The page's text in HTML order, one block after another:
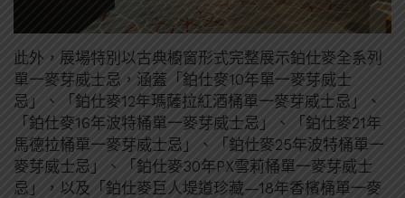
此外，展場特別以古典櫥窗形式完整展示鉑仕麥全系列
單一麥芽威士忌，涵蓋「鉑仕麥10年單一麥芽威士
忌」、「鉑仕麥12年瑪薩拉紅酒桶單一麥芽威士忌」、
「鉑仕麥16年波特桶單一麥芽威士忌」、「鉑仕麥21年
馬德拉桶單一麥芽威士忌」、「鉑仕麥25年波特桶單一
麥芽威士忌」、「鉑仕麥30年PX雪莉桶單一麥芽威士
忌」，以及「鉑仕麥巨人堤道珍藏—18年香檳桶單一麥